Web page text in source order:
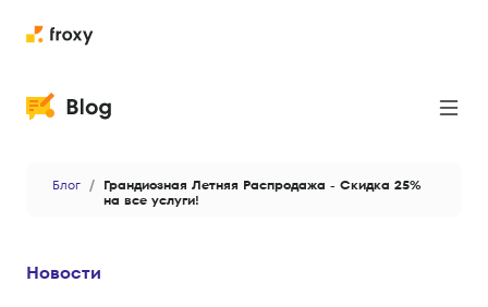
Блог
Грандиозная Летняя Распродажа - Скидка 25%
на все услуги!
Новости